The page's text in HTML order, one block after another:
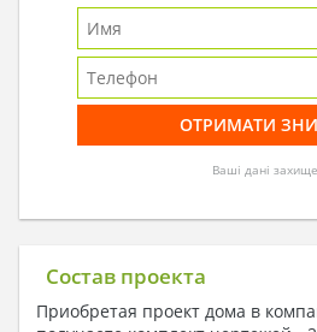
Ваші дані
Состав проекта
Приобретая проект дома в